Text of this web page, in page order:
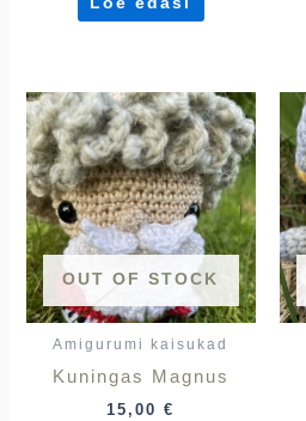
OUT OF STOCK
Amigurumi kaisukad
Kuningas Magnus
15,00€